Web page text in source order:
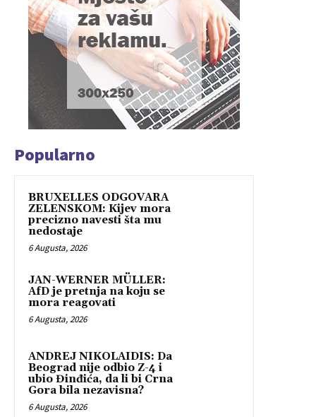
Popularno
BRUXELLES ODGOVARA
ZELENSKOM: Kijev mora
precizno navesti šta mu
nedostaje
6 Augusta, 2026
JAN-WERNER MÜLLER:
AfD je pretnja na koju se
mora reagovati
6 Augusta, 2026
ANDREJ NIKOLAIDIS: Da
Beograd nije odbio Z-4 i
ubio Đinđića, da li bi Crna
Gora bila nezavisna?
6 Augusta, 2026